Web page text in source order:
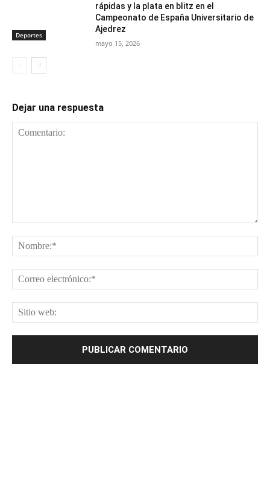
Deportes
rápidas y la plata en blitz en el
Campeonato de España Universitario de
Ajedrez
mayo 15, 2026
Dejar una respuesta